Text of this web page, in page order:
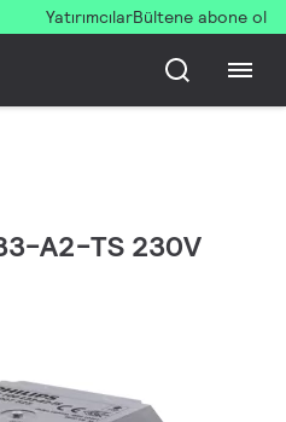
YatırımcılarBültene abone ol
A2-TS 230V